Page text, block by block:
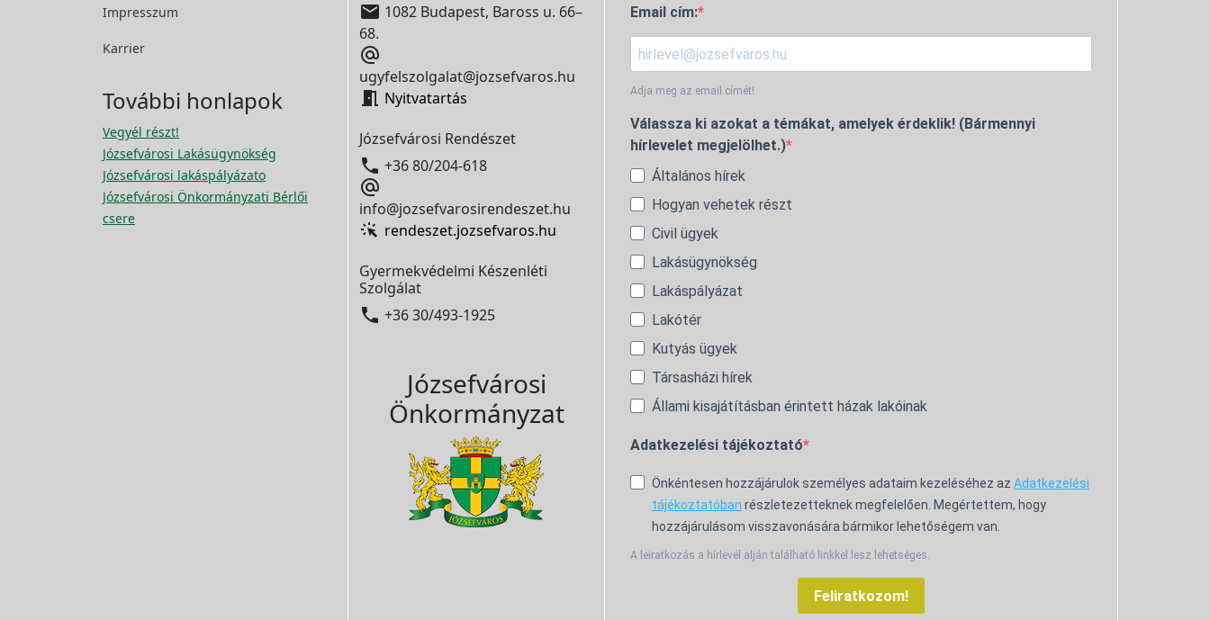
Impresszum
Karrier
További honlapok
Vegyél részt!
Józsefvárosi Lakásügynökség
Józsefvárosi lakáspályázato
Józsefvárosi Önkormányzati Bérlői
csere
 1082 Budapest, Baross u. 66–
68.

ugyfelszolgalat@jozsefvaros.hu
 Nyitvatartás
Józsefvárosi Rendészet
 +36 80/204-618

info@jozsefvarosirendeszet.hu
rendeszet.jozsefvaros.hu
Gyermekvédelmi Készenléti
Szolgálat
 +36 30/493-1925
Józsefvárosi
Önkormányzat
Email cím:
Adja meg az email címét!
Válassza ki azokat a témákat, amelyek érdeklik! (Bármennyi
hírlevelet megjelölhet.)
Általános hírek
Hogyan vehetek részt
Civil ügyek
Lakásügynökség
Lakáspályázat
Lakótér
Kutyás ügyek
Társasházi hírek
Állami kisajátításban érintett házak lakóinak
Adatkezelési tájékoztató
Önkéntesen hozzájárulok személyes adataim kezeléséhez az Adatkezelési
tájékoztatóban részletezetteknek megfelelően. Megértettem, hogy
hozzájárulásom visszavonására bármikor lehetőségem van.
A leiratkozás a hírlevél alján található linkkel lesz lehetséges.
Feliratkozom!